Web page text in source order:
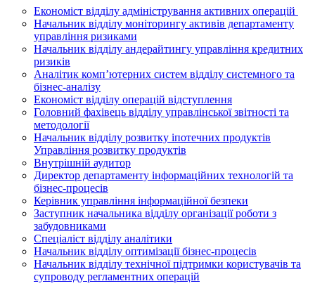
Економіст відділу адміністрування активних операцій
Начальник відділу моніторингу активів департаменту
управління ризиками
Начальник відділу андерайтингу управління кредитних
ризиків
Аналітик комп’ютерних систем відділу системного та
бізнес-аналізу
Економіст відділу операцій відступлення
Головний фахівець відділу управлінської звітності та
методології
Начальник відділу розвитку іпотечних продуктів
Управління розвитку продуктів
Внутрішній аудитор
Директор департаменту інформаційних технологій та
бізнес-процесів
Керівник управління інформаційної безпеки
Заступник начальника відділу організації роботи з
забудовниками
Спеціаліст відділу аналітики
Начальник відділу оптимізації бізнес-процесів
Начальник відділу технічної підтримки користувачів та
супроводу регламентних операцій